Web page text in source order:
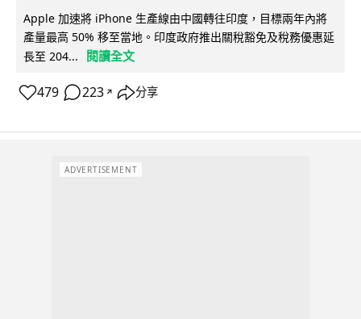
Apple 加速將 iPhone 生產線由中國轉往印度，目標兩年內將
產量最高 50% 移至當地。印度政府推出關稅豁免及稅務優惠延
長至 204...
閱讀全文
479 223 ↗ 分享
ADVERTISEMENT